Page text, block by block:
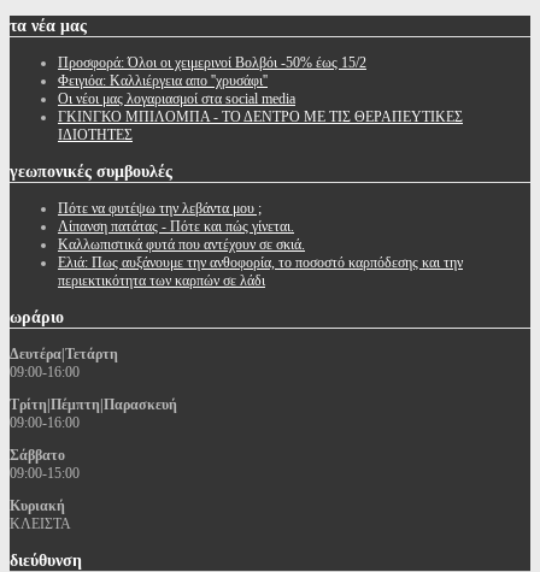
τα νέα μας
Προσφορά: Όλοι οι χειμερινοί Βολβόι -50% έως 15/2
Φειγιόα: Καλλιέργεια απο ''χρυσάφι''
Oι νέοι μας λογαριασμοί στα social media
ΓΚΙΝΓΚΟ ΜΠΙΛΟΜΠΑ - ΤΟ ΔΕΝΤΡΟ ΜΕ ΤΙΣ ΘΕΡΑΠΕΥΤΙΚΕΣ
ΙΔΙΟΤΗΤΕΣ
γεωπονικές συμβουλές
Πότε να φυτέψω την λεβάντα μου ;
Λίπανση πατάτας - Πότε και πώς γίνεται.
Καλλωπιστικά φυτά που αντέχουν σε σκιά.
Ελιά: Πως αυξάνουμε την ανθοφορία, το ποσοστό καρπόδεσης και την
περιεκτικότητα των καρπών σε λάδι
ωράριο
Δευτέρα|Τετάρτη
09:00-16:00
Τρίτη|Πέμπτη|Παρασκευή
09:00-16:00
Σάββατο
09:00-15:00
Κυριακή
ΚΛΕΙΣΤΑ
διεύθυνση